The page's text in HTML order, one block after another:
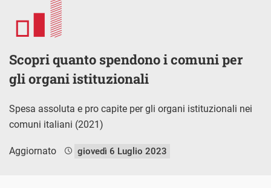
Scopri quanto spendono i comuni per
gli organi istituzionali
Spesa assoluta e pro capite per gli organi istituzionali nei
comuni italiani (2021)
Aggiornato giovedì 6 Luglio 2023